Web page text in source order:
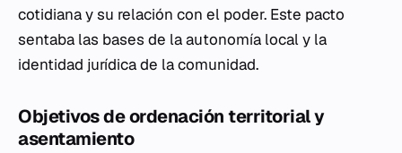
cotidiana y su relación con el poder. Este pacto
sentaba las bases de la autonomía local y la
identidad jurídica de la comunidad.
Objetivos de ordenación territorial y
asentamiento